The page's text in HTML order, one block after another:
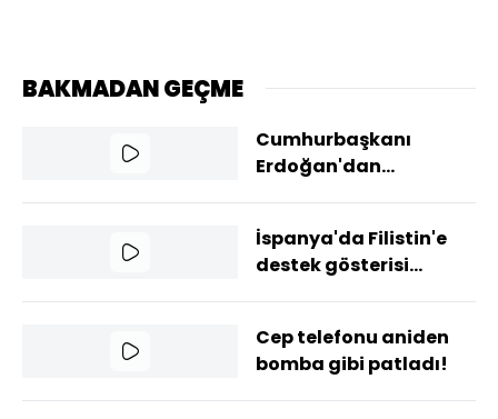
BAKMADAN GEÇME
Cumhurbaşkanı
Erdoğan'dan
Filistin'i tanıma kararı
mühim
İspanya'da Filistin'e
destek gösterisi
edilmemeli'
Cep telefonu aniden
bomba gibi patladı!